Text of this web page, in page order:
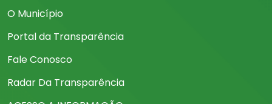
O Município
Portal da Transparência
Fale Conosco
Radar Da Transparência